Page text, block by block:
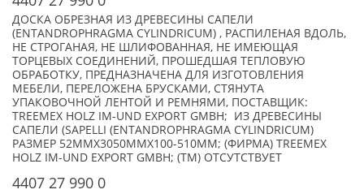
ДОСКА ОБРЕЗНАЯ ИЗ ДРЕВЕСИНЫ САПЕЛИ
(ENTANDROPHRAGMA CYLINDRICUM) , РАСПИЛЕНАЯ ВДОЛЬ,
НЕ СТРОГАНАЯ, НЕ ШЛИФОВАННАЯ, НЕ ИМЕЮЩАЯ
ТОРЦЕВЫХ СОЕДИНЕНИЙ, ПРОШЕДШАЯ ТЕПЛОВУЮ
ОБРАБОТКУ, ПРЕДНАЗНАЧЕНА ДЛЯ ИЗГОТОВЛЕНИЯ
МЕБЕЛИ, ПЕРЕЛОЖЕНА БРУСКАМИ, СТЯНУТА
УПАКОВОЧНОЙ ЛЕНТОЙ И РЕМНЯМИ, ПОСТАВЩИК:
TREEMEX HOLZ IM-UND EXPORT GMBH; ИЗ ДРЕВЕСИНЫ
САПЕЛИ (SAPELLI (ENTANDROPHRAGMA CYLINDRICUM)
РАЗМЕР 52MMX3050MMX100-510MM; (ФИРМА) TREEMEX
HOLZ IM-UND EXPORT GMBH; (TM) ОТСУТСТВУЕТ
4407 27 990 0